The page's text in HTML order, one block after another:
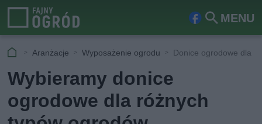
MENU
Fa
ook
Szu
Aranżacje Wyposażenie ogrodu Donice ogrodowe dla
Wybieramy donice
ogrodowe dla różnych